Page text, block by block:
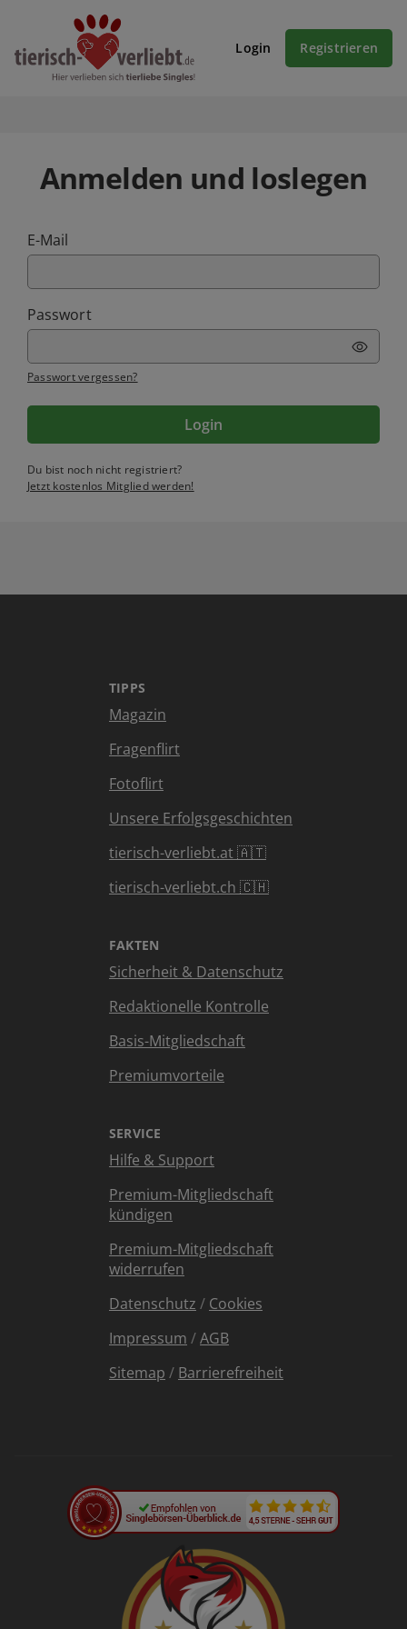
Login Registrieren
Anmelden und loslegen
E-Mail
Passwort
Passwort vergessen?
Login
Du bist noch nicht registriert?
Jetzt kostenlos Mitglied werden!
TIPPS
Magazin
Fragenflirt
Fotoflirt
Unsere Erfolgsgeschichten
tierisch-verliebt.at 🇦🇹
tierisch-verliebt.ch 🇨🇭
FAKTEN
Sicherheit & Datenschutz
Redaktionelle Kontrolle
Basis-Mitgliedschaft
Premiumvorteile
SERVICE
Hilfe & Support
Premium-Mitgliedschaft
kündigen
Premium-Mitgliedschaft
widerrufen
Datenschutz / Cookies
Impressum /AGB
Sitemap / Barrierefreiheit